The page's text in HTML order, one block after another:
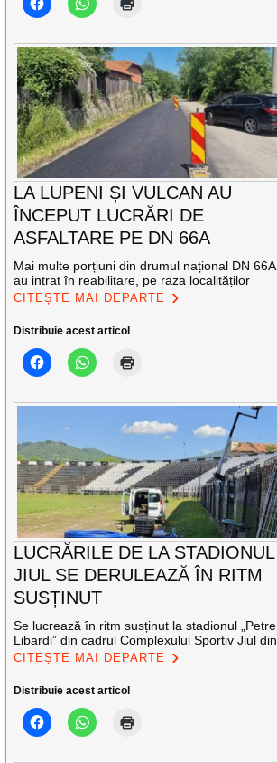
LA LUPENI ȘI VULCAN AU
ÎNCEPUT LUCRĂRI DE
ASFALTARE PE DN 66A
Mai multe porțiuni din drumul național DN 66A
au intrat în reabilitare, pe raza localităților
CITEȘTE MAI DEPARTE
Distribuie acest articol
LUCRĂRILE DE LA STADIONUL
JIUL SE DERULEAZĂ ÎN RITM
SUSȚINUT
Se lucrează în ritm susținut la stadionul „Petre
Libardi” din cadrul Complexului Sportiv Jiul din
CITEȘTE MAI DEPARTE
Distribuie acest articol